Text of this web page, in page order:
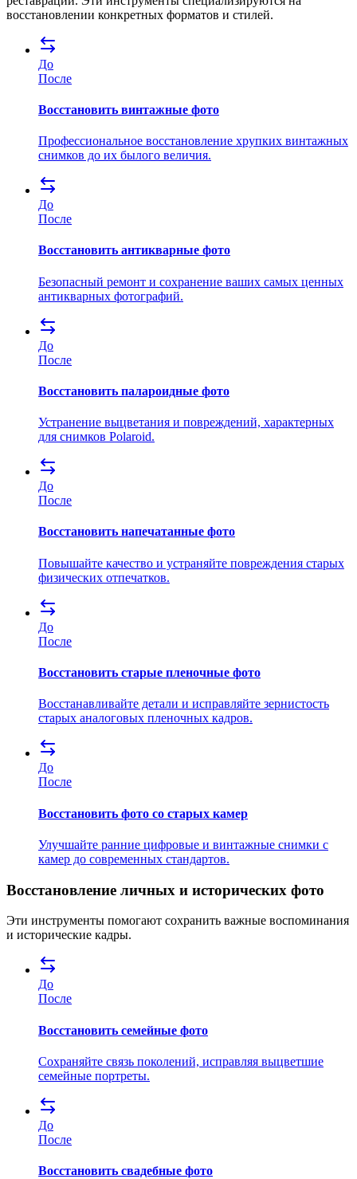
восстановлении конкретных форматов и стилей.
До
После
Восстановить винтажные фото
Профессиональное восстановление хрупких винтажных
снимков до их былого величия.
До
После
Восстановить антикварные фото
Безопасный ремонт и сохранение ваших самых ценных
антикварных фотографий.
До
После
Восстановить палароидные фото
Устранение выцветания и повреждений, характерных
для снимков Polaroid.
До
После
Восстановить напечатанные фото
Повышайте качество и устраняйте повреждения старых
физических отпечатков.
До
После
Восстановить старые пленочные фото
Восстанавливайте детали и исправляйте зернистость
старых аналоговых пленочных кадров.
До
После
Восстановить фото со старых камер
Улучшайте ранние цифровые и винтажные снимки с
камер до современных стандартов.
Восстановление личных и исторических фото
Эти инструменты помогают сохранить важные воспоминания
и исторические кадры.
До
После
Восстановить семейные фото
Сохраняйте связь поколений, исправляя выцветшие
семейные портреты.
До
После
Восстановить свадебные фото